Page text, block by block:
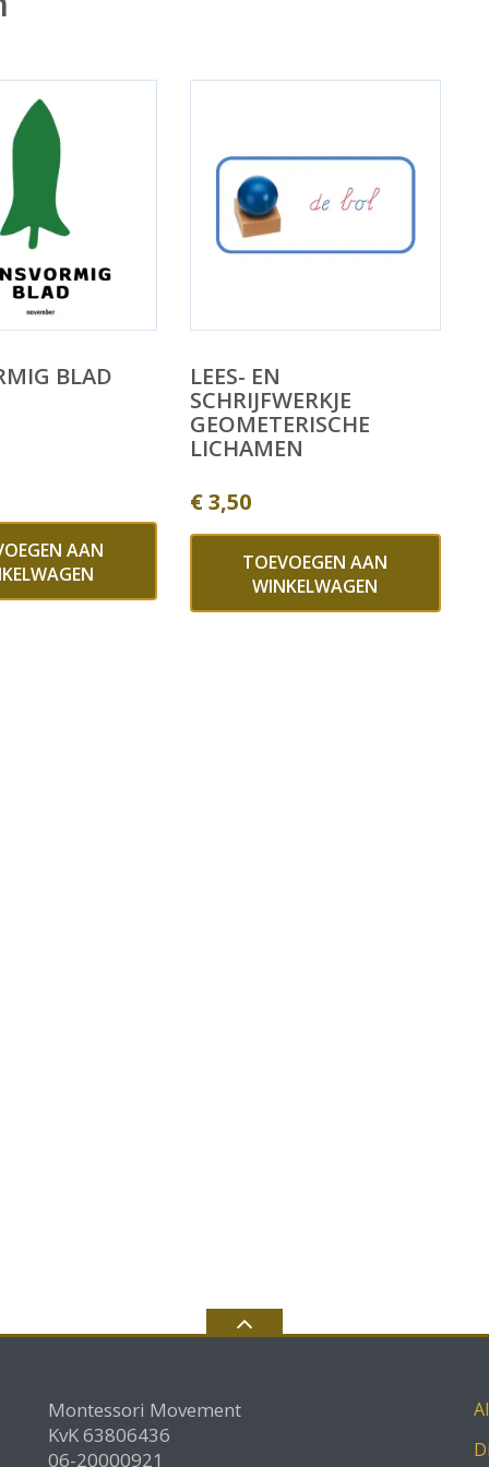
BLAD
AAN
LEES- EN
SCHRIJFWERKJE
GEOMETERISCHE
LICHAMEN
€3,50
TOEVOEGEN AAN
WINKELWAGEN
Montessori Movement
KvK 63806436
06-20000921